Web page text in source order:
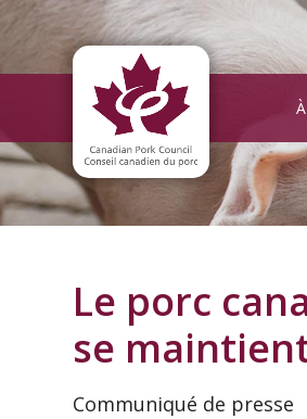
Le porc
se
Communiqué de presse